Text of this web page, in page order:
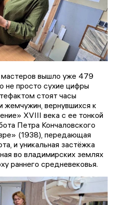
вышло уже 479
не просто сухие цифры
стоят часы
жемчужин, вернувшихся к
XVIII века с ее тонкой
Петра Кончаловского
(1938), передающая
и уникальная застёжка
во владимирских землях
раннего средневековья.